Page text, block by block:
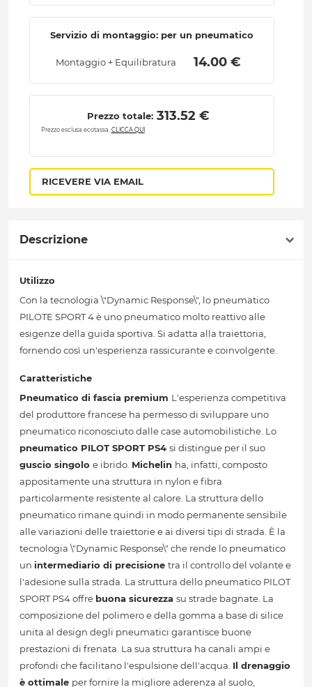
Servizio di montaggio: per un pneumatico
Montaggio + Equilibratura 14.00 €
Prezzo totale: 313.52 €
Prezzo esclusa ecotassa. CLICCA QUI
RICEVERE VIA EMAIL
Descrizione
Utilizzo
Con la tecnologia \"Dynamic Response\", lo pneumatico
PILOTE SPORT 4 è uno pneumatico molto reattivo alle
esigenze della guida sportiva. Si adatta alla traiettoria,
fornendo così un'esperienza rassicurante e coinvolgente.
Caratteristiche
Pneumatico di fascia premium L'esperienza competitiva
del produttore francese ha permesso di sviluppare uno
pneumatico riconosciuto dalle case automobilistiche. Lo
pneumatico PILOT SPORT PS4 si distingue per il suo
guscio singolo e ibrido. Michelin ha, infatti, composto
appositamente una struttura in nylon e fibra
particolarmente resistente al calore. La struttura dello
pneumatico rimane quindi in modo permanente sensibile
alle variazioni delle traiettorie e ai diversi tipi di strada. È la
tecnologia \"Dynamic Response\" che rende lo pneumatico
un intermediario di precisione tra il controllo del volante e
l'adesione sulla strada. La struttura dello pneumatico PILOT
SPORT PS4 offre buona sicurezza su strade bagnate. La
composizione del polimero e della gomma a base di silice
unita al design degli pneumatici garantisce buone
prestazioni di frenata. La sua struttura ha canali ampi e
profondi che facilitano l'espulsione dell'acqua. Il drenaggio
è ottimale per fornire la migliore aderenza al suolo,